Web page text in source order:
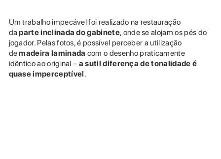
Um trabalho impecável foi realizado na restauração
daparte inclinada do gabinete, onde se alojam os pés do
jogador. Pelas fotos, é possível perceber a utilização
demadeira laminada com o desenho praticamente
idêntico ao original – a sutil diferença de tonalidade é
quase imperceptível.